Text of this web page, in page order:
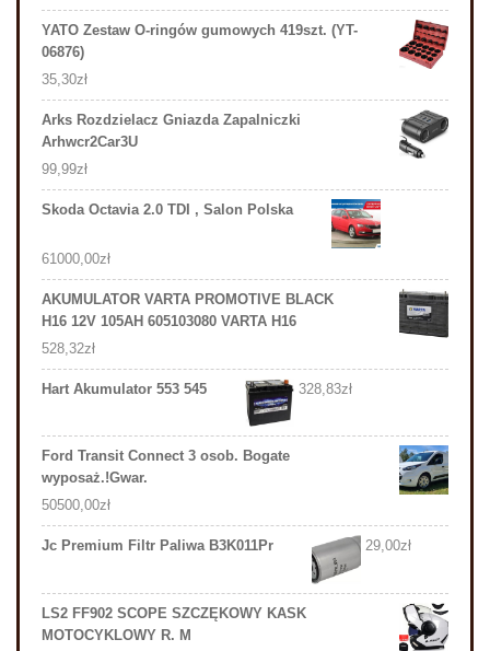
YATO Zestaw O-ringów gumowych 419szt. (YT-
06876)
35,30zł
Arks Rozdzielacz Gniazda Zapalniczki
Arhwcr2Car3U
99,99zł
Skoda Octavia 2.0 TDI , Salon Polska
61000,00zł
AKUMULATOR VARTA PROMOTIVE BLACK
H16 12V 105AH 605103080 VARTA H16
528,32zł
Hart Akumulator 553 545 328,83zł
Ford Transit Connect 3 osob. Bogate
wyposaż.!Gwar.
50500,00zł
Jc Premium Filtr Paliwa B3K011Pr 29,00zł
LS2 FF902 SCOPE SZCZĘKOWY KASK
MOTOCYKLOWY R. M